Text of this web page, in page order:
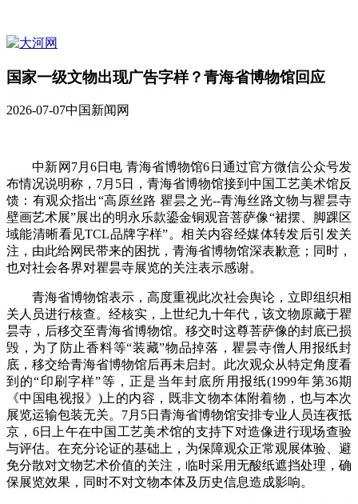
国家一级文物出现广告字样？青海省博物馆回应
2026-07-07中国新闻网
中新网7月6日电 青海省博物馆6日通过官方微信公众号发
布情况说明称，7月5日，青海省博物馆接到中国工艺美术馆反
馈：有观众指出“高原丝路 瞿昙之光--青海丝路文物与瞿昙寺
壁画艺术展”展出的明永乐款鎏金铜观音菩萨像“裙摆、脚踝区
域能清晰看见TCL品牌字样”。相关内容经媒体转发后引发关
注，由此给网民带来的困扰，青海省博物馆深表歉意；同时，
也对社会各界对瞿昙寺展览的关注表示感谢。
青海省博物馆表示，高度重视此次社会舆论，立即组织相
关人员进行核查。经核实，上世纪九十年代，该文物原藏于瞿
昙寺，后移交至青海省博物馆。移交时这尊菩萨像的封底已损
毁，为了防止香料等“装藏”物品掉落，瞿昙寺僧人用报纸封
底，移交给青海省博物馆后再未启封。此次观众从特定角度看
到的“印刷字样”等，正是当年封底所用报纸(1999年第36期
《中国电视报》)上的内容，既非文物本体附着物，也与本次
展览运输包装无关。7月5日青海省博物馆安排专业人员连夜抵
京，6日上午在中国工艺美术馆的支持下对造像进行现场查验
与评估。在充分论证的基础上，为保障观众正常观展体验、避
免分散对文物艺术价值的关注，临时采用无酸纸遮挡处理，确
保展览效果，同时不对文物本体及历史信息造成影响。